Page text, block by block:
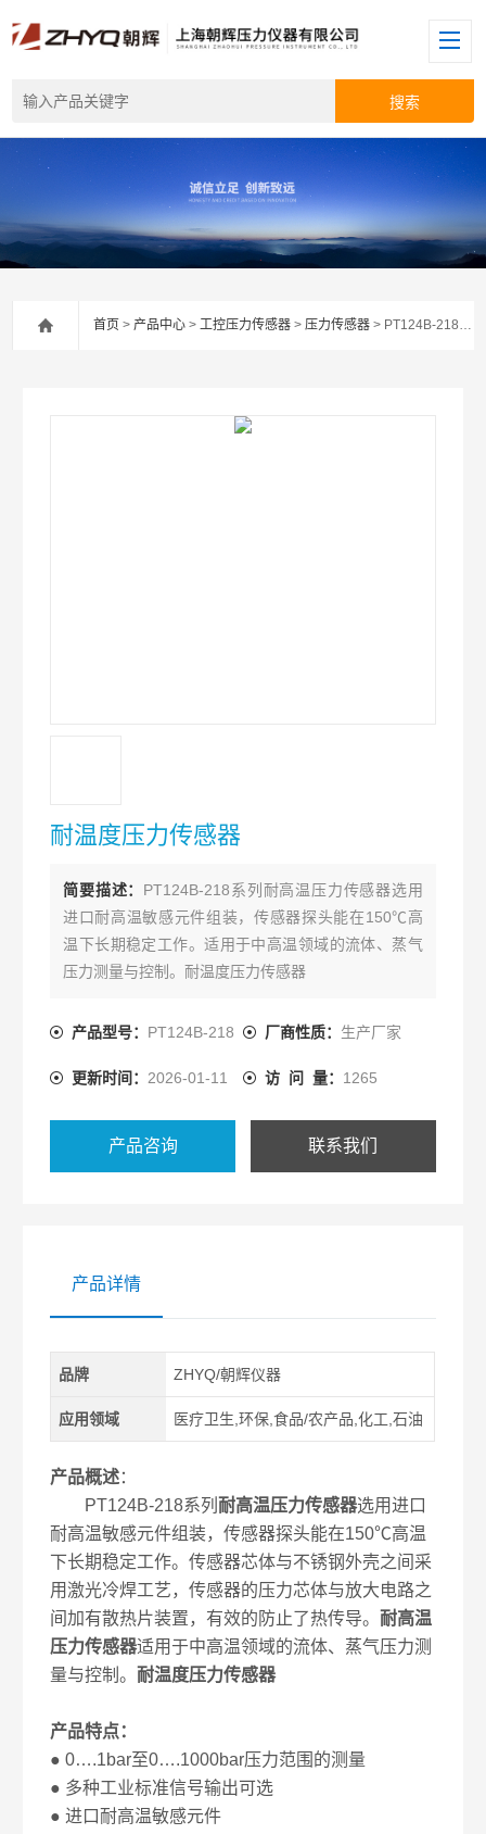
首页 >产品中心 >工控压力传感器 >压力传感器 > PT124B-218耐温度压力传感器
耐温度压力传感器
简要描述： PT124B-218系列耐高温压力传感器选用
进口耐高温敏感元件组装，传感器探头能在150℃高
温下长期稳定工作。适用于中高温领域的流体、蒸气
压力测量与控制。耐温度压力传感器
产品型号： PT124B-218 厂商性质： 生产厂家
更新时间： 2026-01-11 访 问 量： 1265
产品咨询 联系我们
产品详情
品牌 ZHYQ/朝辉仪器
应用领域 医疗卫生,环保,食品/农产品,化工,石油
产品概述：
PT124B-218系列 耐高温压力传感器选用进口
耐高温敏感元件组装，传感器探头能在150℃高温
下长期稳定工作。传感器芯体与不锈钢外壳之间采
用激光冷焊工艺，传感器的压力芯体与放大电路之
间加有散热片装置，有效的防止了热传导。 耐高温
压力传感器适用于中高温领域的流体、蒸气压力测
量与控制。 耐温度压力传感器
产品特点：
● 0….1bar至0….1000bar压力范围的测量
● 多种工业标准信号输出可选
● 进口耐高温敏感元件